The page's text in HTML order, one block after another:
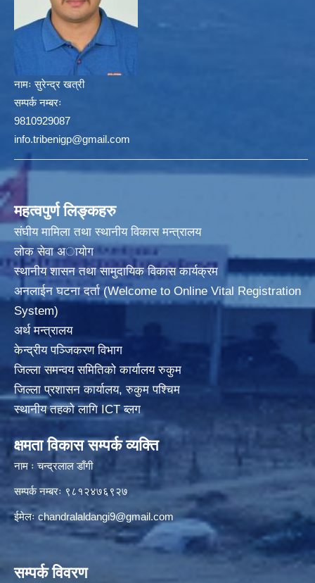
नामः सुरेन्द्र खत्री
सम्पर्क नम्बरः
9810929087
info.tribenigp@gmail.com
महत्वपुर्ण लिङ्कहरु
संघीय मामिला तथा स्थानीय विकास मन्त्रालय
लोक सेवा अायाेग
स्थानीय शासन तथा सामुदायिक विकास कार्यक्रम
अनलाईन घटना दर्ता (Welcome to Online Vital Registration
System)
अर्थ मन्त्रालय
केन्द्रीय पञ्जिकरण विभाग
जिल्ला समन्वय समितिको कार्यालय रुकुम
जिल्ला प्रशासन कार्यालय, रुकुम पश्चिम
स्थानीय तहको लागि ICT ब्लग
क्षमता विकास सम्पर्क व्यक्ति
नाम ः चन्द्रलाल डाँगी
सम्पर्क नम्बरः ९८१२४७६९२७
ईमेलः chandralaldangi9@gmail.com
सम्पर्क विवरण